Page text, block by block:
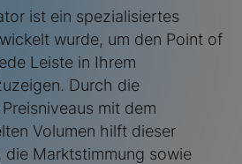
ist ein spezialisiertes
wurde, um den Point of
Leiste in Ihrem
Durch die
mit dem
Volumen hilft dieser
die Marktstimmung sowie